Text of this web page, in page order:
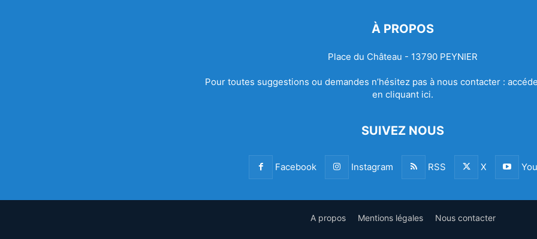
À PROPOS
Place du Château - 13790 PEYNIER
Pour toutes suggestions ou demandes n’hésitez pas à nous contacter :
en cliquant ici.
SUIVEZ NOUS
Facebook Instagram RSS X
A propos Mentions légales Nous contacter